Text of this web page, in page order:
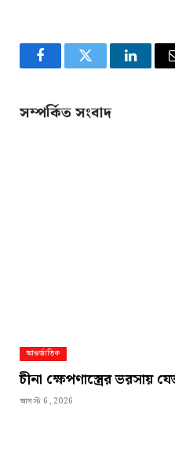
FacebookTwitter
সম্পর্কিত সংবাদ
আন্তর্জাতিক
চীনা ক্ষেপণাস্ত্রের ভরসায়
আগস্ট 6, 2026